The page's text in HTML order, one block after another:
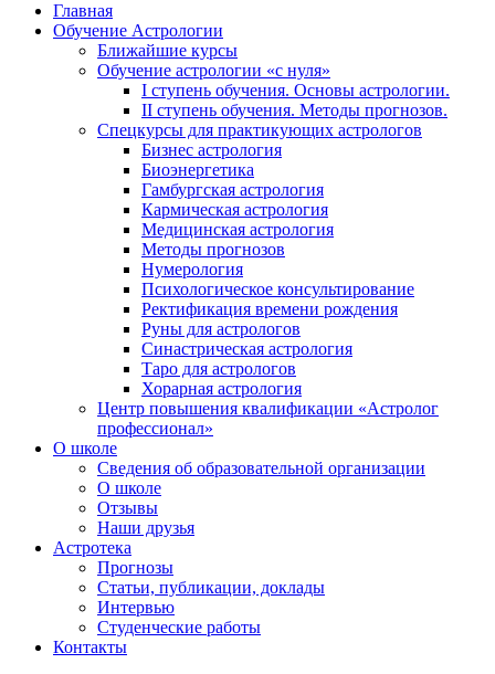
Главная
Обучение Астрологии
Ближайшие курсы
Обучение астрологии «с нуля»
I ступень обучения. Основы астрологии.
II ступень обучения. Методы прогнозов.
Спецкурсы для практикующих астрологов
Бизнес астрология
Биоэнергетика
Гамбургская астрология
Кармическая астрология
Медицинская астрология
Методы прогнозов
Нумерология
Психологическое консультирование
Ректификация времени рождения
Руны для астрологов
Синастрическая астрология
Таро для астрологов
Хорарная астрология
Центр повышения квалификации «Астролог
профессионал»
О школе
Сведения об образовательной организации
О школе
Отзывы
Наши друзья
Астротека
Прогнозы
Статьи, публикации, доклады
Интервью
Студенческие работы
Контакты